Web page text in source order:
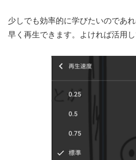
少しでも効率的に学びたいのであ
早く再生できます。よければ活用し